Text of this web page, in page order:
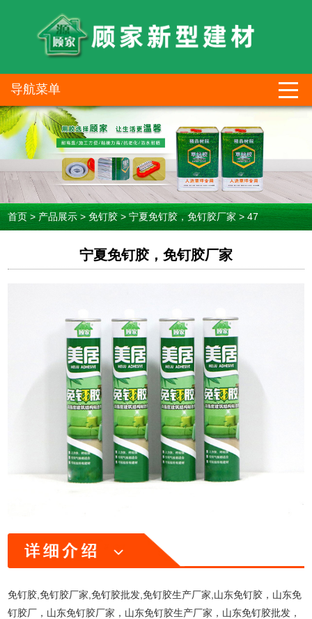
导航菜单
首页>产品展示>免钉胶>宁夏免钉胶，免钉胶厂家 >47
宁夏免钉胶，免钉胶厂家
免钉胶,免钉胶厂家,免钉胶批发,免钉胶生产厂家,山东免钉胶，山东免
钉胶厂，山东免钉胶厂家，山东免钉胶生产厂家，山东免钉胶批发，